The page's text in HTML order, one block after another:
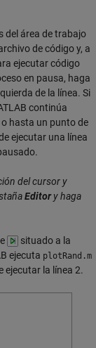
del área de trabajo
de código y, a
ejecutar código
en pausa, haga
de la línea. Si
continúa
hasta un punto de
ejecutar una línea
del cursor y
Editory haga
situado a la
ejecuta plotRand.m
ejecutar la línea 2.